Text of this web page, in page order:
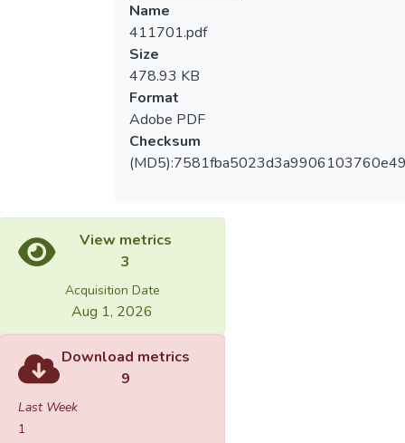
Name
411701.pdf
Size
478.93 KB
Format
Adobe PDF
Checksum
View metrics
3
Acquisition Date
Aug 1, 2026
Download metrics
9
Last Week
1